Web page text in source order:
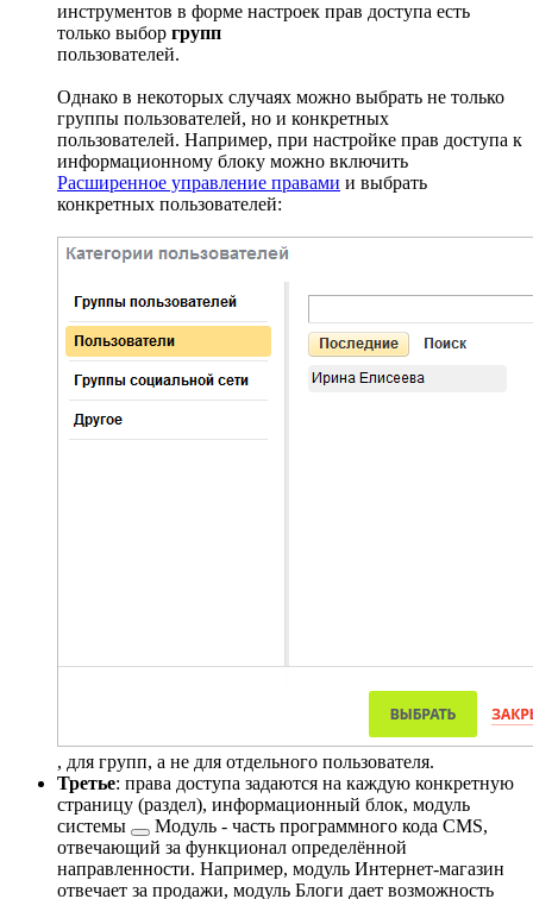
инструментов в форме настроек прав доступа есть
только выбор групп
пользователей.
Однако в некоторых случаях можно выбрать не только
группы пользователей, но и конкретных
пользователей. Например, при настройке прав доступа к
информационному блоку можно включить
Расширенное управление правами и выбрать
конкретных пользователей:
, для групп, а не для отдельного пользователя.
Третье: права доступа задаются на каждую конкретную
страницу (раздел), информационный блок, модуль
системы
Модуль - часть программного кода CMS,
отвечающий за функционал определённой
направленности. Например, модуль Интернет-магазин
отвечает за продажи, модуль Блоги дает возможность